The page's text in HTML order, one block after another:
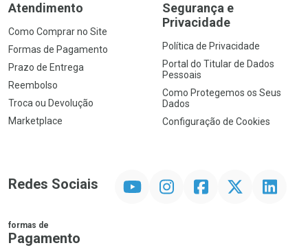
Atendimento
Como Comprar no Site
Formas de Pagamento
Prazo de Entrega
Reembolso
Troca ou Devolução
Marketplace
Segurança e
Privacidade
Política de Privacidade
Portal do Titular de Dados
Pessoais
Como Protegemos os Seus
Dados
Configuração de Cookies
Redes Sociais InstagramFacebookTwitter Linkedin
formas de
Pagamento